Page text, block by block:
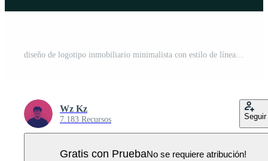
Wz Kz
7.183 Recursos Seguir
Gratis con PruebaNo se requiere atribución!